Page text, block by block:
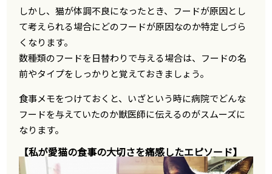
しかし、猫が体調不良になったとき、フードが原因とし
て考えられる場合にどのフードが原因なのか特定しづら
くなります。
数種類のフードを日替わりで与える場合は、フードの名
前やタイプをしっかりと覚えておきましょう。
食事メモをつけておくと、いざという時に病院でどんな
フードを与えていたのか獣医師に伝えるのがスムーズに
なります。
【私が愛猫の食事の大切さを痛感したエピソード】